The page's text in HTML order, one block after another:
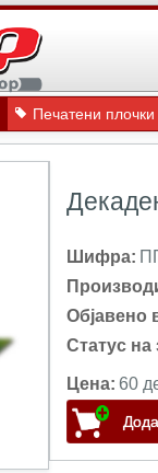
Печатени
Шифра:
Објавено
Статус на
Цена: 60